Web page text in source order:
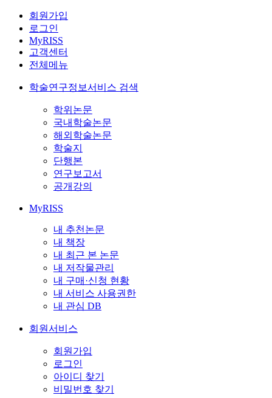
회원가입
로그인
MyRISS
고객센터
전체메뉴
학술연구정보서비스 검색
학위논문
국내학술논문
해외학술논문
학술지
단행본
연구보고서
공개강의
MyRISS
내 추천논문
내 책장
내 최근 본 논문
내 저작물관리
내 구매·신청 현황
내 서비스 사용권한
내 관심 DB
회원서비스
회원가입
로그인
아이디 찾기
비밀번호 찾기